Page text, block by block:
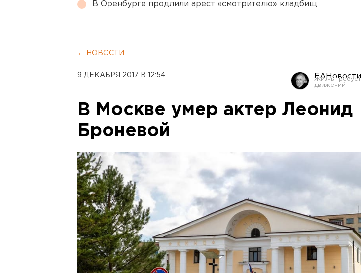
В Оренбурге продлили арест «смотрителю» кладбищ
← НОВОСТИ
9 ДЕКАБРЯ 2017 В 12:54 ЕАНовости
В Москве умер актер Леонид
Броневой